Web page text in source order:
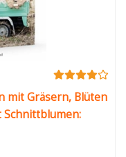
mit Gräsern, Blüten
und Mitbringsel